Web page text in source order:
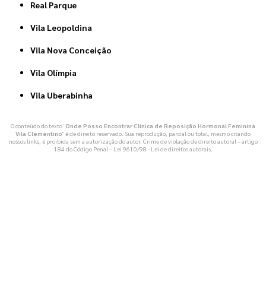
Real Parque
Vila Leopoldina
Vila Nova Conceição
Vila Olímpia
Vila Uberabinha
O conteúdo do texto "Onde Posso Encontrar Clínica de Reposição Hormonal Feminina
Vila Clementino" é de direito reservado. Sua reprodução, parcial ou total, mesmo citando
nossos links, é proibida sem a autorização do autor. Crime de violação de direito autoral – artigo
184 do Código Penal – Lei 9610/98 - Lei de direitos autorais.